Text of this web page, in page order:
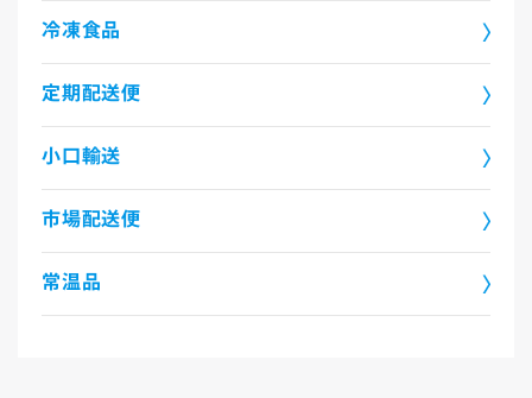
冷凍食品
定期配送便
小口輸送
市場配送便
常温品